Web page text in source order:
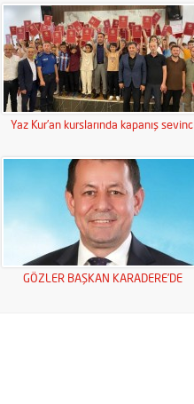
Yaz Kur’an kurslarında kapanış
GÖZLER BAŞKAN KARADERE’DE